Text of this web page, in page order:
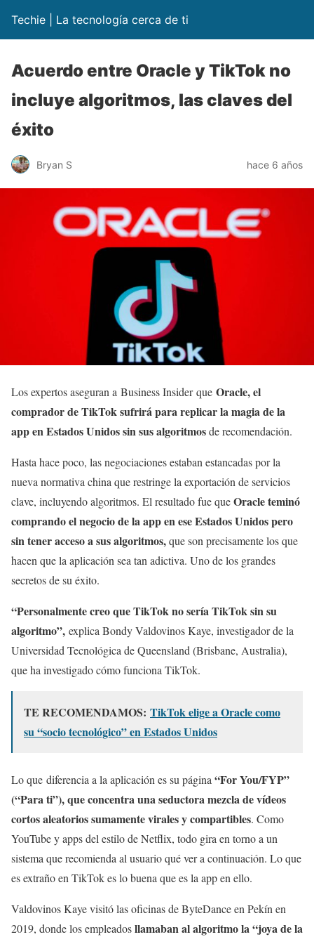
Techie | La tecnología cerca de ti
Acuerdo entre Oracle y TikTok no
incluye algoritmos, las claves del
éxito
Bryan S hace 6 años
Los expertos aseguran a Business Insider que Oracle, el
comprador de TikTok sufrirá para replicar la magia de la
app en Estados Unidos sin sus algoritmosde recomendación.
Hasta hace poco, las negociaciones estaban estancadas por la
nueva normativa china que restringe la exportación de servicios
clave, incluyendo algoritmos. El resultado fue queOracle teminó
comprando el negocio de la app en ese Estados Unidos pero
sin tener acceso a sus algoritmos,que son precisamente los que
hacen que la aplicación sea tan adictiva. Uno de los grandes
secretos de su éxito.
“Personalmente creo que TikTok no sería TikTok sin su
algoritmo”, explica Bondy Valdovinos Kaye, investigador de la
Universidad Tecnológica de Queensland (Brisbane, Australia),
que ha investigado cómo funciona TikTok.
TE RECOMENDAMOS: TikTok elige a Oracle como
su “socio tecnológico” en Estados Unidos
Lo que diferencia a la aplicación es su página “For You/FYP”
(“Para ti”), que concentra una seductora mezcla de vídeos
cortos aleatorios sumamente virales y compartibles. Como
YouTube y apps del estilo de Netflix, todo gira en torno a un
sistema que recomienda al usuario qué ver a continuación. Lo que
es extraño en TikTok es lo buena que es la app en ello.
Valdovinos Kaye visitó las oficinas de ByteDance en Pekín en
2019, donde los empleadosllamaban al algoritmo la “joya de la